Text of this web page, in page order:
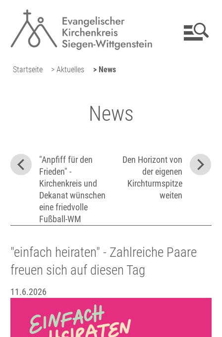
Startseite > Aktuelles > News
News
"Anpfiff für den
Frieden" -
Kirchenkreis und
Dekanat wünschen
eine friedvolle
Fußball-WM
Den Horizont von
der eigenen
Kirchturmspitze
weiten
"einfach heiraten" - Zahlreiche Paare
freuen sich auf diesen Tag
11.6.2026